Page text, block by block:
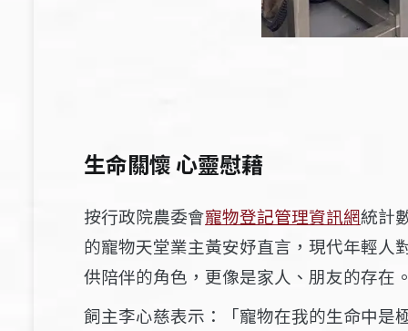
生命關懷 心靈慰藉
按行政院農委會寵物登記管理資訊網統計
的寵物天堂業主黃安妤直言 ，現代年輕人
供陪伴的角色，更像是家人、朋友的存在
飼主李心慈表示：「寵物在我的生命中是